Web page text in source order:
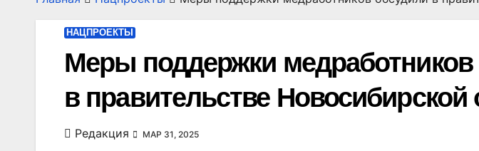
НАЦПРОЕКТЫ
Меры поддержки медработников
в правительстве Новосибирской
Редакция МАР 31, 2025